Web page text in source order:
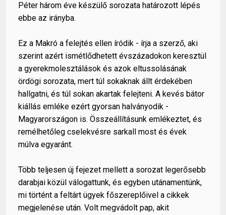
Péter három éve készülő sorozata határozott lépés
ebbe az irányba.
Ez a Makró a felejtés ellen íródik - írja a szerző, aki
szerint azért ismétlődhetett évszázadokon keresztül
a gyerekmolesztálások és azok eltussolásának
ördögi sorozata, mert túl sokaknak állt érdekében
hallgatni, és túl sokan akartak felejteni. A kevés bátor
kiállás emléke ezért gyorsan halványodik -
Magyarországon is. Összeállításunk emlékeztet, és
remélhetőleg cselekvésre sarkall most és évek
múlva egyaránt.
Több teljesen új fejezet mellett a sorozat legerősebb
darabjai közül válogattunk, és egyben utánamentünk,
mi történt a feltárt ügyek főszereplőivel a cikkek
megjelenése után. Volt megvádolt pap, akit